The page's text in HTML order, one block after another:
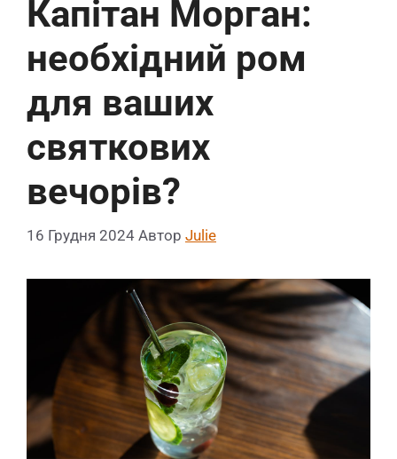
Капітан Морган:
необхідний ром
для ваших
святкових
вечорів?
16 Грудня 2024 Автор Julie